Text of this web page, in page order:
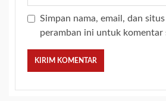
Simpan nama, email, dan
peramban ini untuk komentar